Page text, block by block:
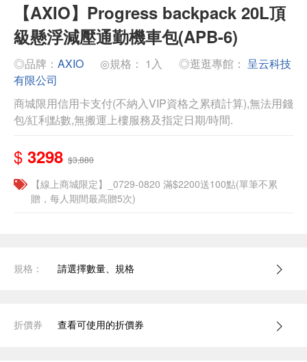
【AXIO】Progress backpack 20L頂
級懸浮減壓通勤機車包(APB-6)
◎品牌： AXIO ◎規格： 1入 ◎逛逛專館： 呈云科技
有限公司
商城限用信用卡支付(不納入VIP資格之累積計算),無法用錢
包/紅利點數,無搬運上樓服務及指定日期/時間.
$ 3298 $3,880
【線上商城限定】_0729-0820 滿$2200送100點(單筆不累
贈，每人期間最高贈5次)
規格： 請選擇數量、規格
折價券 查看可使用的折價券